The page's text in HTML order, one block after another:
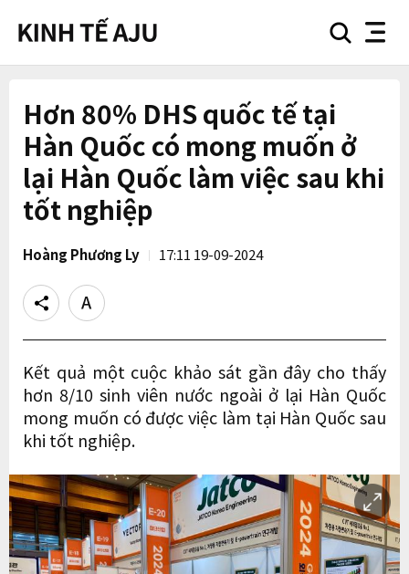
searchnav
Hơn 80% DHS quốc tế tại
Hàn Quốc có mong muốn ở
lại Hàn Quốc làm việc sau khi
tốt nghiệp
Hoàng Phương Ly 17:11 19-09-2024
Share
Text
size
Kết quả một cuộc khảo sát gần đây cho thấy
hơn 8/10 sinh viên nước ngoài ở lại Hàn Quốc
mong muốn có được việc làm tại Hàn Quốc sau
khi tốt nghiệp.